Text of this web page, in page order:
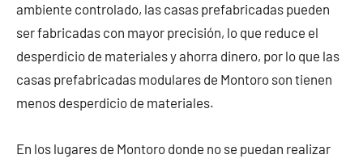
ambiente controlado, las casas prefabricadas pueden
ser fabricadas con mayor precisión, lo que reduce el
desperdicio de materiales y ahorra dinero, por lo que las
casas prefabricadas modulares de Montoro son tienen
menos desperdicio de materiales.
En los lugares de Montoro donde no se puedan realizar